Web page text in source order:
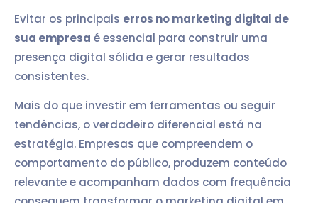
Evitar os principais erros no marketing digital de
sua empresa é essencial para construir uma
presença digital sólida e gerar resultados
consistentes.
Mais do que investir em ferramentas ou seguir
tendências, o verdadeiro diferencial está na
estratégia. Empresas que compreendem o
comportamento do público, produzem conteúdo
relevante e acompanham dados com frequência